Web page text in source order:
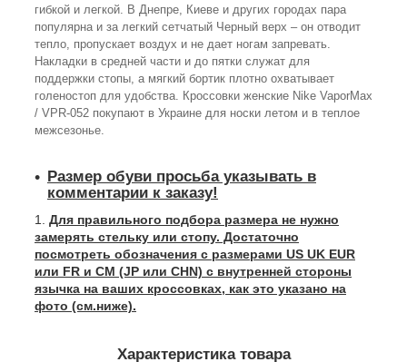
гибкой и легкой. В Днепре, Киеве и других городах пара
популярна и за легкий сетчатый Черный верх – он отводит
тепло, пропускает воздух и не дает ногам запревать.
Накладки в средней части и до пятки служат для
поддержки стопы, а мягкий бортик плотно охватывает
голеностоп для удобства. Кроссовки женские Nike VaporMax
/ VPR-052 покупают в Украине для носки летом и в теплое
межсезонье.
Размер обуви просьба указывать в
комментарии к заказу!
Для правильного подбора размера не нужно
замерять стельку или стопу. Достаточно
посмотреть обозначения с размерами US UK EUR
или FR и СМ (JP или CHN) с внутренней стороны
язычка на ваших кроссовках, как это указано на
фото (см.ниже).
Характеристика товара